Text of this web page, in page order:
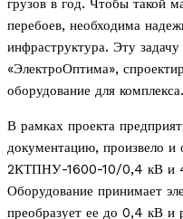
грузов в год. Чтобы такой
перебоев, необходима
инфраструктура. Эту
«ЭлектроОптима»,
оборудование для комплекса.
В рамках проекта
документацию, произвело и
2КТПНУ-1600-10/0,4 кВ
Оборудование принимает
преобразует ее до 0,4 кВ и